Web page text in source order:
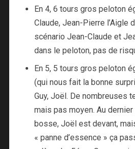
En 4, 6 tours gros peloton
Claude, Jean-Pierre l’Aigle
scénario Jean-Claude et
dans le peloton, pas de
En 5, 5 tours gros peloton
(qui nous fait la bonne
Guy, Joël. De nombreuses
mais pas moyen. Au
bosse, Joël est devant,
« panne d’essence » ça